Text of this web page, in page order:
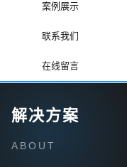
案例展示
联系我们
在线留言
解决方案
ABOUT